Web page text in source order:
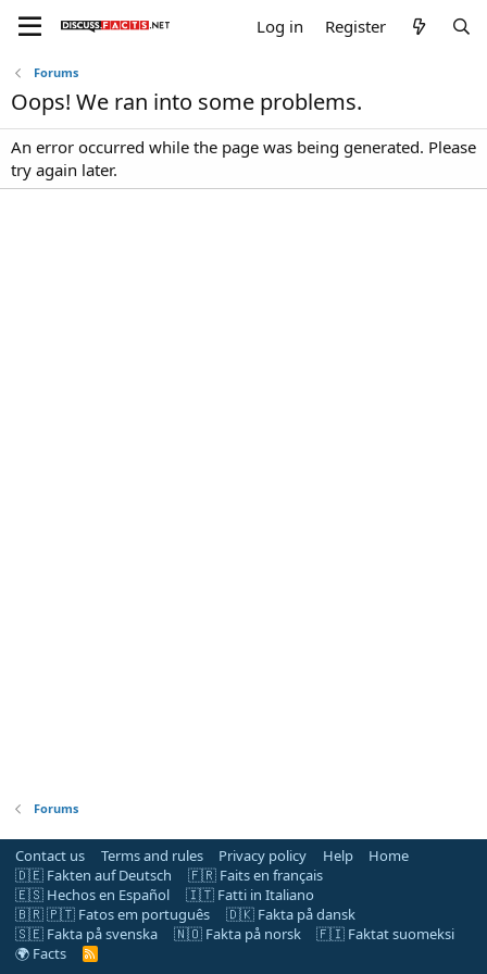
Log in Register
Forums
Oops! We ran into some problems.
An error occurred while the page was being generated. Please
try again later.
Forums
Contact us Terms and rules Privacy policy Help
Home
🇩🇪 Fakten auf Deutsch
🇫🇷 Faits en français
🇪🇸 Hechos en Español
🇮🇹 Fatti in Italiano
🇧🇷 🇵🇹 Fatos em português
🇩🇰 Fakta på dansk
🇸🇪 Fakta på svenska
🇳🇴 Fakta på norsk
🇫🇮 Faktat suomeksi
🌍 Facts
R